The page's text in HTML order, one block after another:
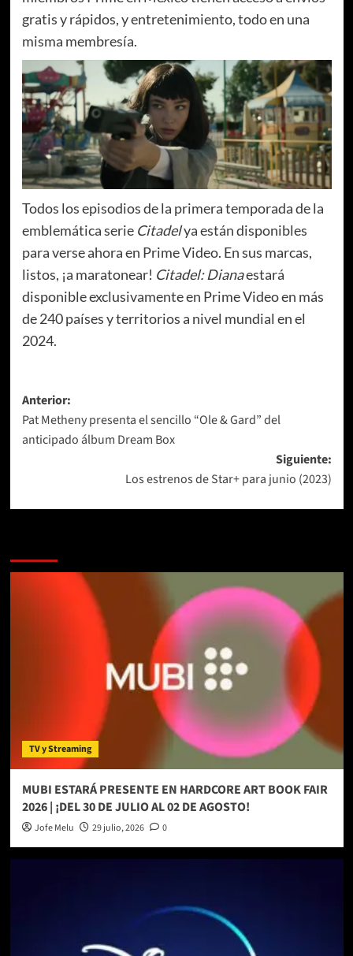
gratis y rápidos, y entretenimiento, todo en una
misma membresía.
Todos los episodios de la primera temporada de la
emblemática serie Citadelya están disponibles
para verse ahora en Prime Video. En sus marcas,
listos, ¡a maratonear! Citadel: Dianaestará
disponible exclusivamente en Prime Video en más
de 240 países y territorios a nivel mundial en el
2024.
Navegación
de
entradas
Anterior:
Pat Metheny presenta el sencillo “Ole & Gard” del
anticipado álbum Dream Box
Siguiente:
Los estrenos de Star+ para junio (2023)
TV y Streaming
MUBI ESTARÁ PRESENTE EN HARDCORE ART BOOK FAIR
2026 | ¡DEL 30 DE JULIO AL 02 DE AGOSTO!
Jofe Melu 29 julio, 2026 0